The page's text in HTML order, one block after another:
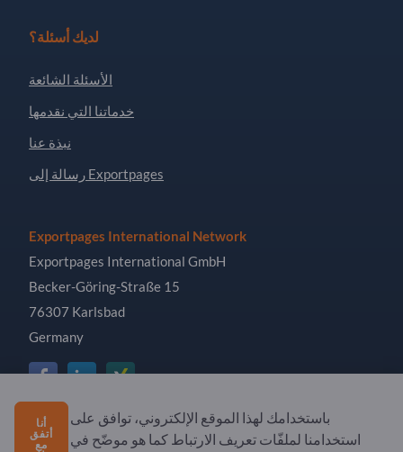
لديك أسئلة؟
الأسئلة الشائعة
خدماتنا التي نقدمها
نبذة عنا
رسالة إلى Exportpages
Exportpages International Network
Exportpages International GmbH
Becker-Göring-Straße 15
76307 Karlsbad
Germany
Copyright © 2026 Exportpages International GmbH. All
باستخدامك لهذا الموقع الإلكتروني، توافق على
استخدامنا لملفّات تعريف الارتباط كما هو موضّح في
أنا
أتفق
مع